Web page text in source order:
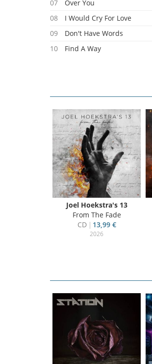
07
Over You
08
I Would Cry For Love
09
Don't Have Words
10
Find A Way
Joel Hoekstra's 13
From The Fade
CD
13,99 €
2026